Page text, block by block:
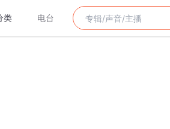
类 电台